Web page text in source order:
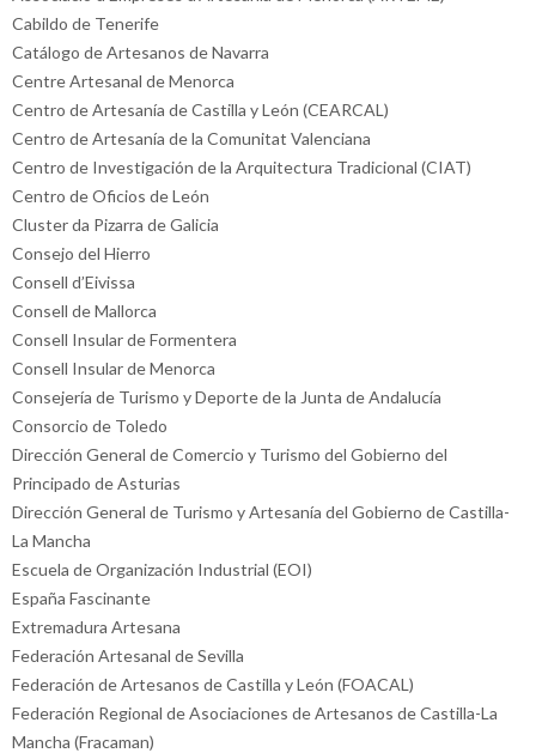
Cabildo de Tenerife
Catálogo de Artesanos de Navarra
Centre Artesanal de Menorca
Centro de Artesanía de Castilla y León (CEARCAL)
Centro de Artesanía de la Comunitat Valenciana
Centro de Investigación de la Arquitectura Tradicional (CIAT)
Centro de Oficios de León
Cluster da Pizarra de Galicia
Consejo del Hierro
Consell d’Eivissa
Consell de Mallorca
Consell Insular de Formentera
Consell Insular de Menorca
Consejería de Turismo y Deporte de la Junta de Andalucía
Consorcio de Toledo
Dirección General de Comercio y Turismo del Gobierno del
Principado de Asturias
Dirección General de Turismo y Artesanía del Gobierno de Castilla-
La Mancha
Escuela de Organización Industrial (EOI)
España Fascinante
Extremadura Artesana
Federación Artesanal de Sevilla
Federación de Artesanos de Castilla y León (FOACAL)
Federación Regional de Asociaciones de Artesanos de Castilla-La
Mancha (Fracaman)